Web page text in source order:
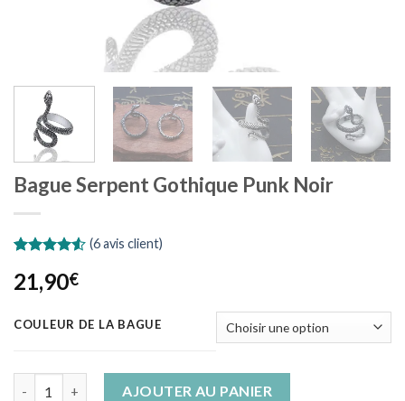
Bague Serpent Gothique Punk Noir
sur 5 basé
sur
client
(6avis client)
21,90€
COULEUR DE LA BAGUE
AJOUTER AU PANIER